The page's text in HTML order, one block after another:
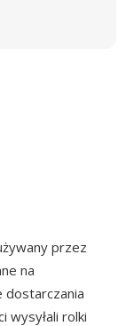
przez
na
dostarczania
wysyłali rolki